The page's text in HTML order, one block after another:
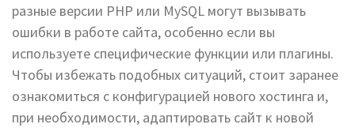
разные версии PHP или MySQL могут вызывать
ошибки в работе сайта, особенно если вы
используете специфические функции или плагины.
Чтобы избежать подобных ситуаций, стоит заранее
ознакомиться с конфигурацией нового хостинга и,
при необходимости, адаптировать сайт к новой